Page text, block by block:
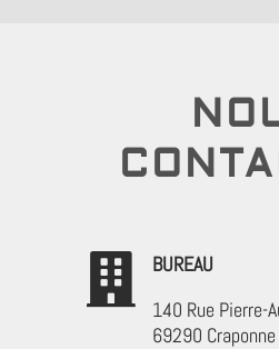

BUREAU
140 Rue Pierre-
69290 Craponne